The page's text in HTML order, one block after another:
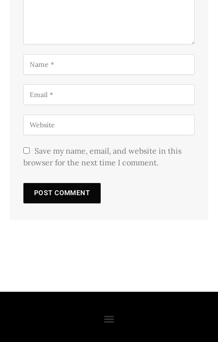
Save my name, email, and website in this
browser for the next time I comment.